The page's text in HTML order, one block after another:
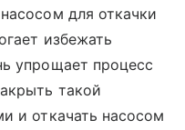
для откачки
избежать
упрощает процесс
такой
и откачать насосом